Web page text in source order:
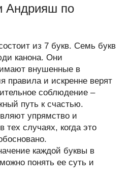
Андрияш по
из 7 букв. Семь букв
канона. Они
внушенные в
правила и искренне верят
соблюдение –
путь к счастью.
упрямство и
тех случаях, когда это
каждой буквы в
понять ее суть и